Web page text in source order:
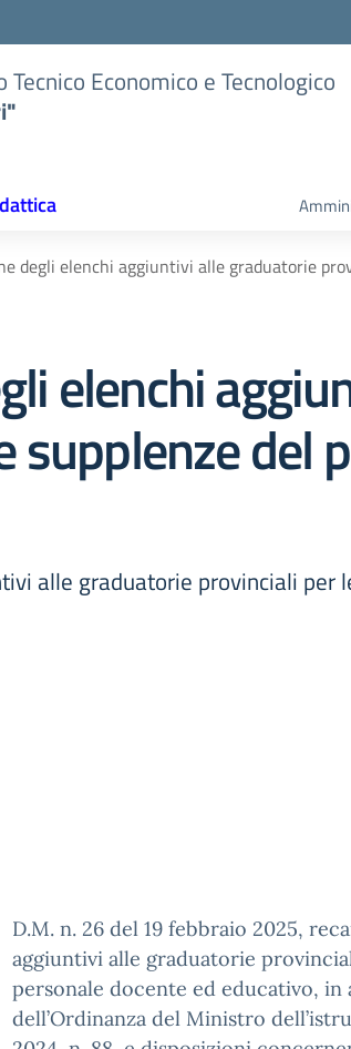
Economico e Tecnologico
degli elenchi aggiuntivi alle graduatorie
elenchi
supplenze del
alle graduatorie provinciali per
D.M. n. 26 del 19 febbraio 2025,
aggiuntivi alle graduatorie
personale docente ed educativo, in
dell’Ordinanza del Ministro